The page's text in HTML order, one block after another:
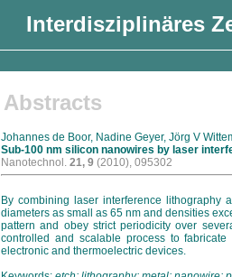
Interdisziplinäres
Abstracts
Johannes de Boor, Nadine Geyer, Jörg V
Sub-100 nm silicon nanowires by laser
Nanotechnol. 21, 9 (2010), 095302
By combining laser interference
diameters as small as 65 nm and densities
pattern and obey strict periodicity over
controlled and scalable process to
electronic and thermoelectric devices.